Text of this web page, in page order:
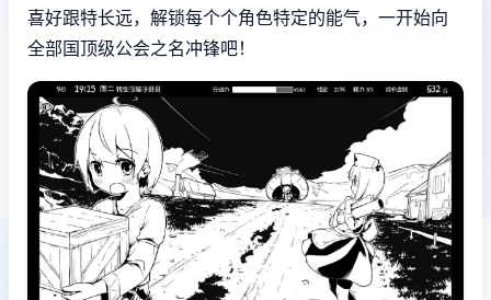
喜好跟特长远，解锁每个个角色特定的能气，一开始向
全部国顶级公会之名冲锋吧！